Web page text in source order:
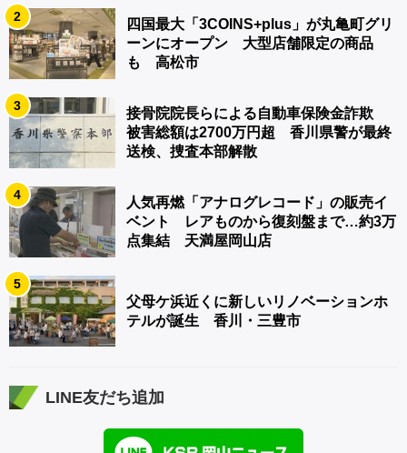
2
四国最大「3COINS+plus」が丸亀町グリ
ーンにオープン 大型店舗限定の商品
も 高松市
3
接骨院院長らによる自動車保険金詐欺
被害総額は2700万円超 香川県警が最終
送検、捜査本部解散
4
人気再燃「アナログレコード」の販売イ
ベント レアものから復刻盤まで…約3万
点集結 天満屋岡山店
5
父母ケ浜近くに新しいリノベーションホ
テルが誕生 香川・三豊市
LINE友だち追加